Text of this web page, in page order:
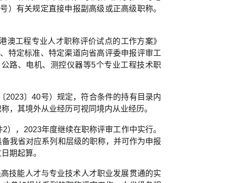
）有关规定直接申报副高级或正高级职称。
工程专业人才职称评价试点的工作方案》
特定标准、特定渠道向省高评委申报评审工
路、电机、测控仪器等5个专业工程技术职
2023〕40号）规定，符合条件的持有目录内
，其境外从业经历可视同境内从业经历。
），2023年度继续在职称评审工作中实行。
我省对应系列和层级的职称，并可作为申报
期起算。
技能人才与专业技术人才职业发展贯通的实